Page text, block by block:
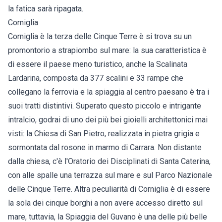
la fatica sarà ripagata.
Corniglia
Corniglia è la terza delle Cinque Terre è si trova su un
promontorio a strapiombo sul mare: la sua caratteristica è
di essere il paese meno turistico, anche la Scalinata
Lardarina, composta da 377 scalini e 33 rampe che
collegano la ferrovia e la spiaggia al centro paesano è tra i
suoi tratti distintivi. Superato questo piccolo e intrigante
intralcio, godrai di uno dei più bei gioielli architettonici mai
visti: la Chiesa di San Pietro, realizzata in pietra grigia e
sormontata dal rosone in marmo di Carrara. Non distante
dalla chiesa, c'è l'Oratorio dei Disciplinati di Santa Caterina,
con alle spalle una terrazza sul mare e sul Parco Nazionale
delle Cinque Terre. Altra peculiarità di Corniglia è di essere
la sola dei cinque borghi a non avere accesso diretto sul
mare, tuttavia, la Spiaggia del Guvano è una delle più belle